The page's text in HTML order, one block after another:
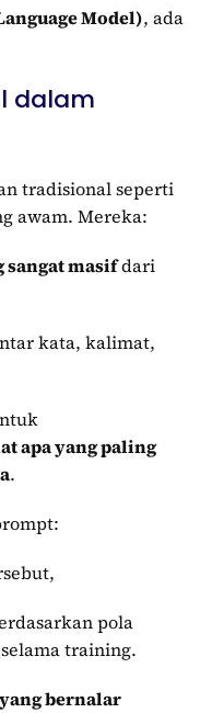
Model), ada
dalam
tradisional seperti
awam. Mereka:
sangat masifdari
kata, kalimat,
apa yang paling
.
pola
training.
bernalar